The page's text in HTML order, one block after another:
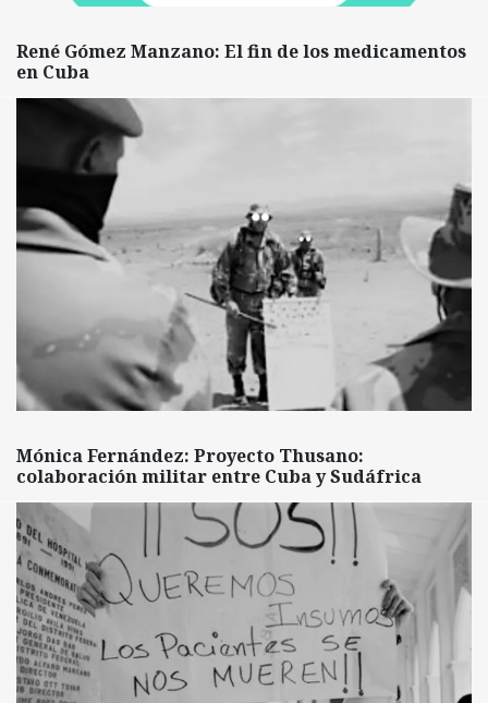
René Gómez Manzano: El fin de los medicamentos
en Cuba
Mónica Fernández: Proyecto Thusano:
colaboración militar entre Cuba y Sudáfrica